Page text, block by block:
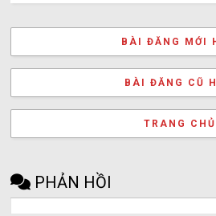
BÀI ĐĂNG MỚI
BÀI ĐĂNG CŨ
TRANG CHỦ
PHẢN HỒI